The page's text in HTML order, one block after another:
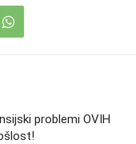
problemi OVIH